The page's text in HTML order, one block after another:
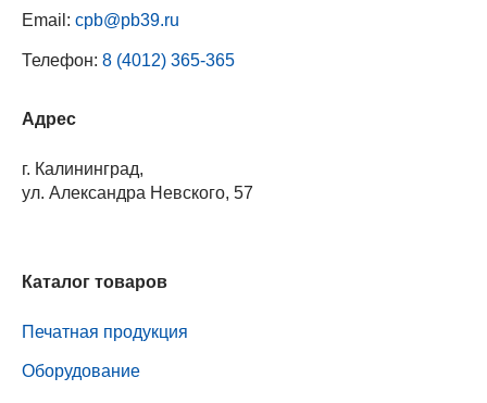
Email: cpb@pb39.ru
Телефон: 8 (4012) 365-365
Адрес
г. Калининград,
ул. Александра Невского, 57
Каталог товаров
Печатная продукция
Оборудование